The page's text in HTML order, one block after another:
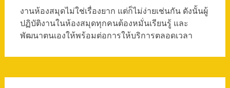
งานห้องสมุดไม่ใช่เรื่องยาก แต่ก็ไม่ง่ายเช่นกัน ดังนั้นผู้
ปฏิบัติงานในห้องสมุดทุกคนต้องหมั่นเรียนรู้ และ
พัฒนาตนเองให้พร้อมต่อการให้บริการตลอดเวลา